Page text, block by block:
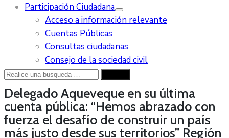
Participación Ciudadana
Acceso a información relevante
Cuentas Públicas
Consultas ciudadanas
Consejo de la sociedad civil
Delegado Aqueveque en su última
cuenta pública: “Hemos abrazado con
fuerza el desafío de construir un país
más justo desde sus territorios” Región